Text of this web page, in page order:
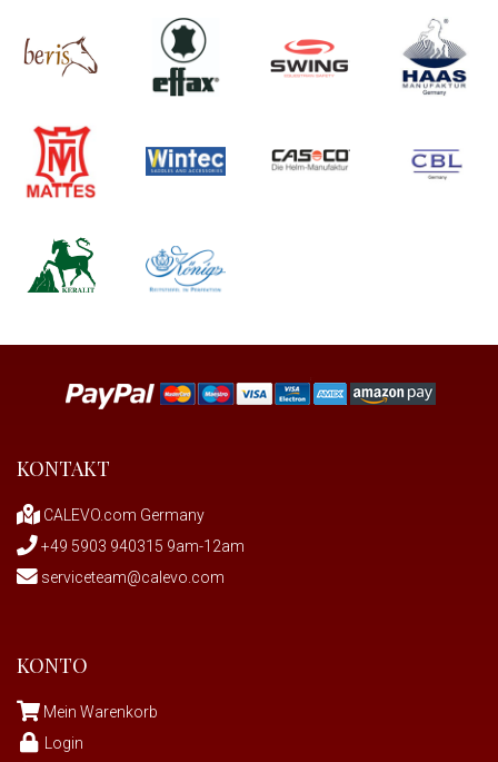
KONTAKT
CALEVO.com Germany
+49 5903 940315 9am-12am
serviceteam@calevo.com
KONTO
Mein Warenkorb
Login